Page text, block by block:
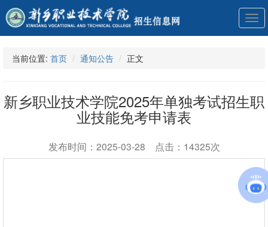
展
开
当前位置: 首页 通知公告 正文
新乡职业技术学院2025年单独考试招生职
业技能免考申请表
发布时间：2025-03-28 点击：14325次